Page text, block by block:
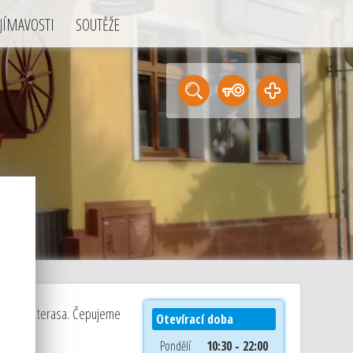
SOUTĚŽE
Otevírací doba
Pondělí
10:30 - 22:00
malá terasa. Čepujeme